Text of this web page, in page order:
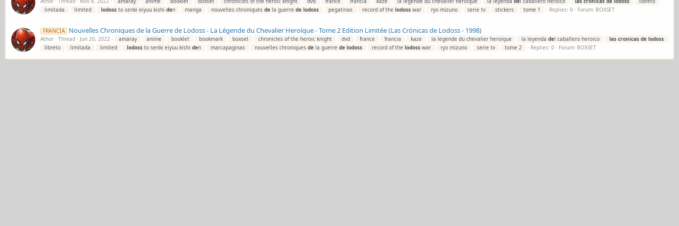
limitada
limited lodoss to senki eiyuu kishi den manga nouvelles chroniques de la guerre de lodoss pegatinas record of the lodoss war ryo mizuno serie tv stickers tome 1 Replies: 0 Forum: BOXSET
FRANCIA Nouvelles Chroniques de la Guerre de Lodoss - La Légende du Chevalier Heroíque - Tome 2 Edition Limitée (Las Crónicas de Lodoss - 1998)
Athor Thread Jun 20, 2022 amaray anime booklet bookmark boxset chronicles of the heroic knight dvd france francia kaze la legende du chevalier heroique la leyenda del caballero heroico las cronicas de lodoss
libreto
limitada limited lodoss to senki eiyuu kishi den marcapaginas nouvelles chroniques de la guerre de lodoss record of the lodoss war ryo mizuno serie tv tome 2 Replies: 0 Forum: BOXSET